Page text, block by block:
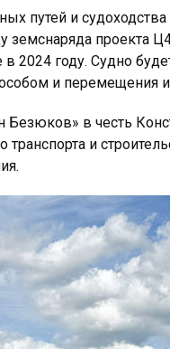
путей и
земснаряда проекта
2024 году. Судно
и перемещения
Безюков» в честь
и